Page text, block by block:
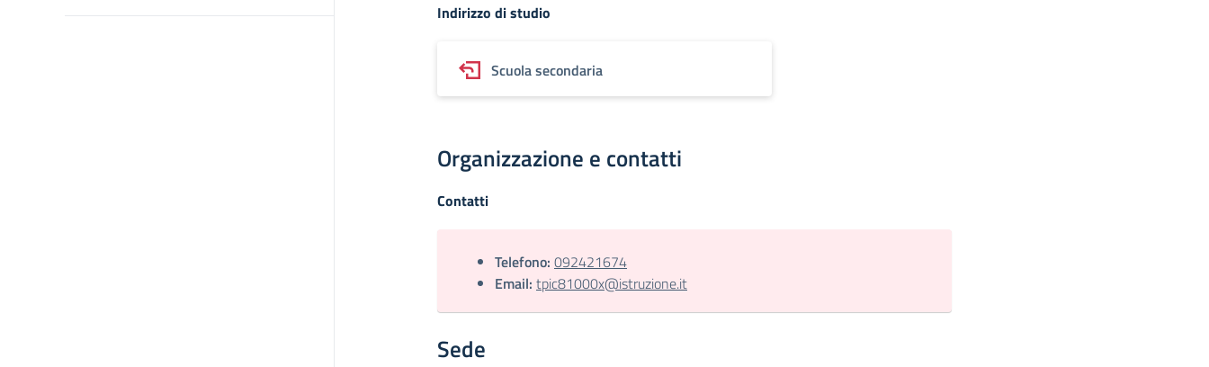
Indirizzo di studio
Scuola secondaria
Organizzazione e contatti
Contatti
Telefono: 092421674
Email: tpic81000x@istruzione.it
Sede